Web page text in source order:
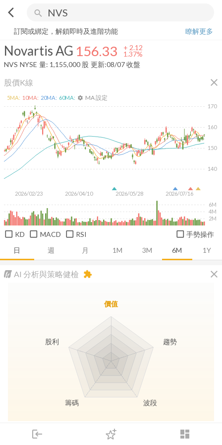
arrow_back_ios search
login dashboard
下單
Novartis AG 156.33
訂閱或綁定，解鎖即時及進階功能
瞭解更多
Novartis AG 156.33 + 2.12
1.37%
NVS NYSE 量: 1,155,000 股 更新:08/07 收盤
股價K線 close
日 週 月 1M 3M 6M 1Y
2026/02/23 2026/04/10 2026/05/28 2026/07/16
140
150
160
170
2M
4M
6M
5MA: 10MA: 20MA: 60MA: settings MA 設定
KD MACD RSI 手勢操作
AI 分析與策略健檢 close
extension
長線價值 存股收息
價值
趨勢
波段
籌碼
股利